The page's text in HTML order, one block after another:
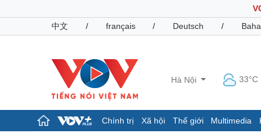
中文
/ français / Deutsch /
Hà Nội 33°C
Chính trị Xã hội Thế giới Multimedia